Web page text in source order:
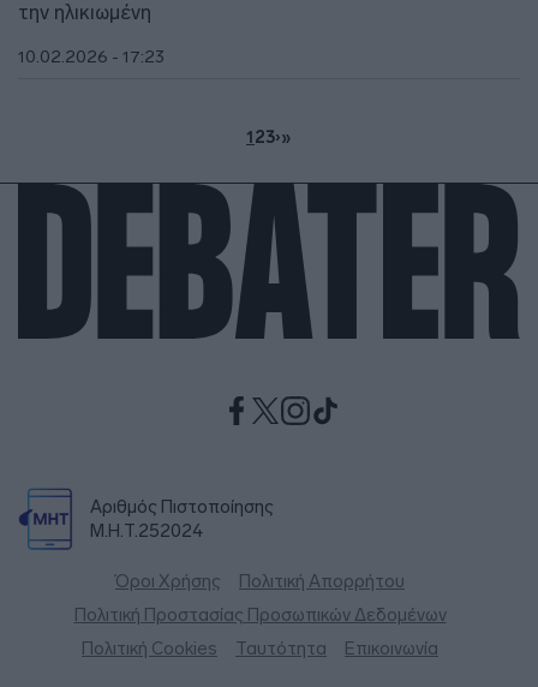
την ηλικιωμένη
10.02.2026 - 17:23
123›»
Αριθμός Πιστοποίησης
Μ.Η.Τ.252024
Όροι Χρήσης
Πολιτική Απορρήτου
Πολιτική Προστασίας Προσωπικών Δεδομένων
Πολιτική Cookies
Ταυτότητα Επικοινωνία